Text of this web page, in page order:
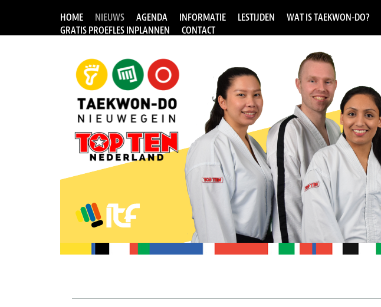
HOME NIEUWS AGENDA INFORMATIE LESTIJDEN WAT IS TAEKWON-DO?
GRATIS PROEFLES INPLANNEN
CONTACT